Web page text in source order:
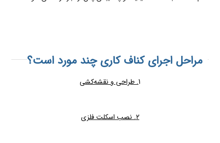
مراحل اجرای کناف کاری چند مورد است؟
1. طراحی و نقشه‌کشی
2. نصب اسکلت فلزی